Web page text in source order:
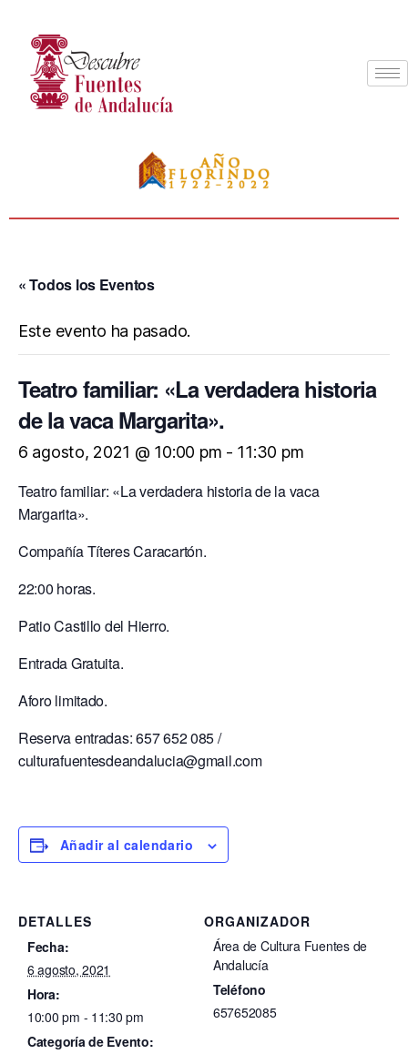
« Todos los Eventos
Este evento ha pasado.
Teatro familiar: «La verdadera historia
de la vaca Margarita».
6 agosto, 2021 @ 10:00 pm - 11:30 pm
Teatro familiar: «La verdadera historia de la vaca
Margarita».
Compañía Títeres Caracartón.
22:00 horas.
Patio Castillo del Hierro.
Entrada Gratuita.
Aforo limitado.
Reserva entradas: 657 652 085 /
culturafuentesdeandalucia@gmail.com
Añadir al calendario
DETALLES
Fecha:
6 agosto, 2021
Hora:
10:00 pm - 11:30 pm
Categoría de Evento:
ORGANIZADOR
Área de Cultura Fuentes de
Andalucía
Teléfono
657652085